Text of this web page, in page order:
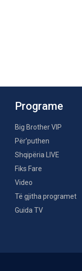
Programe
Big Brother VIP
Për’puthen
Shqipëria LIVE
Fiks Fare
Video
Të gjitha programet
Guida TV